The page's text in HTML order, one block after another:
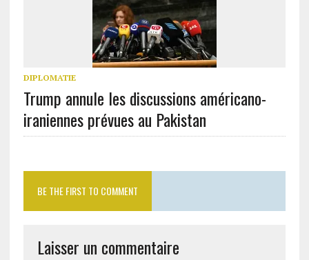
DIPLOMATIE
Trump annule les discussions américano-
iraniennes prévues au Pakistan
BE THE FIRST TO COMMENT
Laisser un commentaire